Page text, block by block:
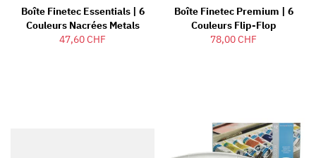
Boîte Finetec Essentials | 6
Couleurs Nacrées Metals
47,60 CHF
Boîte Finetec Premium | 6
Couleurs Flip-Flop
78,00 CHF